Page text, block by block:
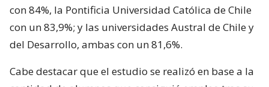
con 84%, la Pontificia Universidad Católica de Chile
con un 83,9%; y las universidades Austral de Chile y
del Desarrollo, ambas con un 81,6%.
Cabe destacar que el estudio se realizó en base a la